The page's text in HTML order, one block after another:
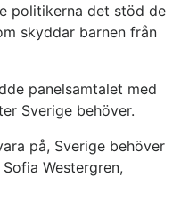
politikerna det stöd de
skyddar barnen från
panelsamtalet med
Sverige behöver.
på, Sverige behöver
Westergren,